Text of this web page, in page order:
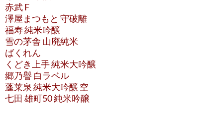
赤武 F
澤屋まつもと 守破離
福寿 純米吟醸
雪の茅舎 山廃純米
ばくれん
くどき上手 純米大吟醸
郷乃譽 白ラベル
蓬莱泉 純米大吟醸 空
七田 雄町50 純米吟醸